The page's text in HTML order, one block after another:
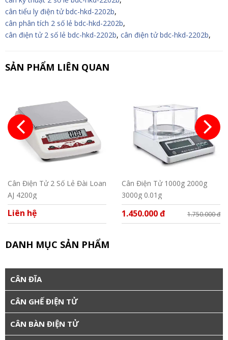
cân tiểu ly điện tử bdc-hkd-2202b,
cân phân tích 2 số lẻ bdc-hkd-2202b,
cân điện tử 2 số lẻ bdc-hkd-2202b, cân điện tử bdc-hkd-2202b,
SẢN PHẨM LIÊN QUAN
Cân Điện Tử 2 Số Lẻ Đài Loan
AJ 4200g
Liên hệ
Cân Điện Tử 1000g 2000g
3000g 0.01g
1.450.000 đ 1.750.000 đ
DANH MỤC SẢN PHẨM
CÂN ĐĨA
CÂN GHẾ ĐIỆN TỬ
CÂN BÀN ĐIỆN TỬ